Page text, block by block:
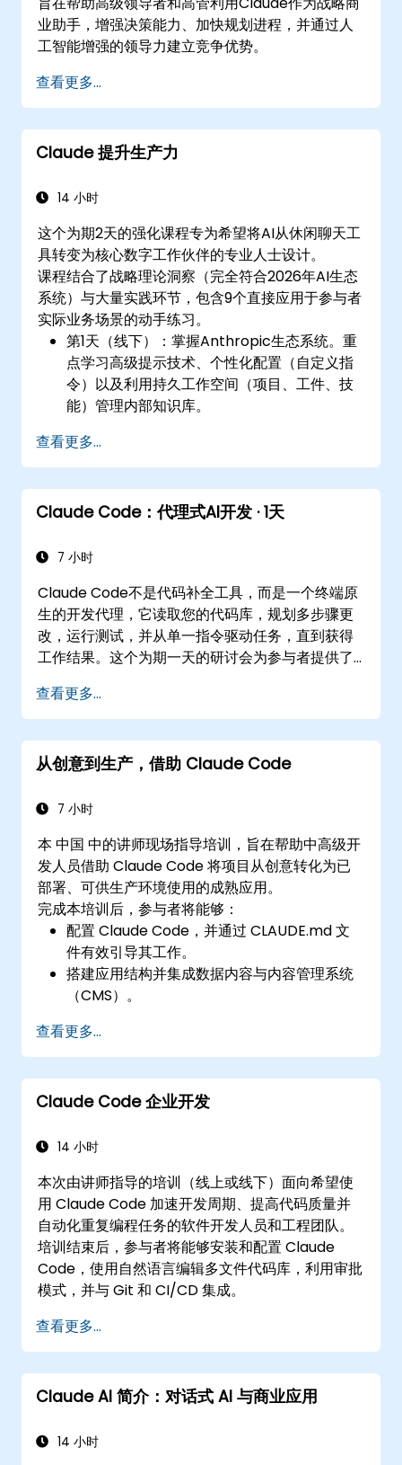
业助手，增强决策能力、加快规划进程，并通过人
工智能增强的领导力建立竞争优势。
查看更多...
Claude 提升生产力
14 小时
这个为期2天的强化课程专为希望将AI从休闲聊天工
具转变为核心数字工作伙伴的专业人士设计。
课程结合了战略理论洞察（完全符合2026年AI生态
系统）与大量实践环节，包含9个直接应用于参与者
实际业务场景的动手练习。
第1天（线下）：掌握Anthropic生态系统。重
点学习高级提示技术、个性化配置（自定义指
令）以及利用持久工作空间（项目、工件、技
能）管理内部知识库。
是通过Cowork功能在后台运行Claude、
MCP（模型上下文协议）生态系统以及与
Microsoft 365套件（Word、Excel、
PowerPoint、Teams、SharePoint和
查看更多...
Claude Code：代理式AI开发 · 1天
7 小时
Claude Code不是代码补全工具，而是一个终端原
生的开发代理，它读取您的代码库，规划多步骤更
改，运行测试，并从单一指令驱动任务，直到获得
工作结果。这个为期一天的研讨会为参与者提供了
Code，编写可审查结果的委托，使用CLAUDE.md
作为持久化项目记忆，并通过Model Context
Protocol连接内部工具。
查看更多...
从创意到生产，借助 Claude Code
7 小时
本 中国 中的讲师现场指导培训，旨在帮助中高级开
发人员借助 Claude Code 将项目从创意转化为已
部署、可供生产环境使用的成熟应用。
完成本培训后，参与者将能够：
配置 Claude Code，并通过 CLAUDE.md 文
件有效引导其工作。
搭建应用结构并集成数据内容与内容管理系统
（CMS）。
设置部署至 Vercel 或 Cloud Run 的自动化流
程。
查看更多...
Claude Code 企业开发
14 小时
本次由讲师指导的培训（线上或线下）面向希望使
用 Claude Code 加速开发周期、提高代码质量并
自动化重复编程任务的软件开发人员和工程团队。
培训结束后，参与者将能够安装和配置 Claude
Code，使用自然语言编辑多文件代码库，利用审批
模式，并与 Git 和 CI/CD 集成。
查看更多...
Claude AI 简介：对话式 AI 与商业应用
14 小时